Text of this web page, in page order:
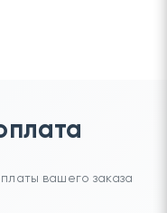
вашего заказа